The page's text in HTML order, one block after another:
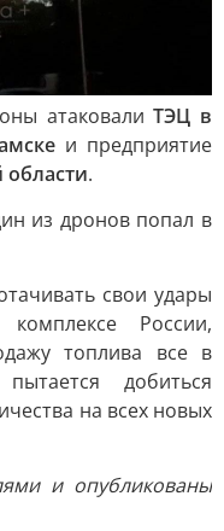
атаковалиТЭЦ в
и предприятие
области.
из дронов попал в
свои удары
комплексе России,
топлива все в
добиться
на всех новых
и опубликованы